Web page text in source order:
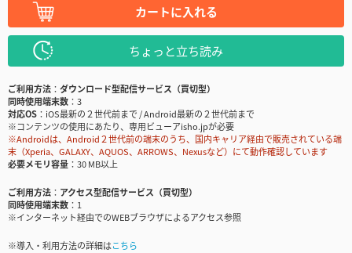
カートに入れる
ちょっと立ち読み
ご利用方法
ダウンロード型配信サービス（買切型）
同時使用端末数
3
対応OS
iOS最新の２世代前まで / Android最新の２世代前まで
※コンテンツの使用にあたり、専用ビューアisho.jpが必要
※Androidは、Android２世代前の端末のうち、国内キャリア経由で販売されている端
末（Xperia、GALAXY、AQUOS、ARROWS、Nexusなど）にて動作確認しています
必要メモリ容量
30 MB以上
ご利用方法
アクセス型配信サービス（買切型）
同時使用端末数
1
※インターネット経由でのWEBブラウザによるアクセス参照
※導入・利用方法の詳細はこちら